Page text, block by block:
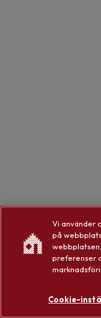
Vi använder
på
preferenser
Cookie-